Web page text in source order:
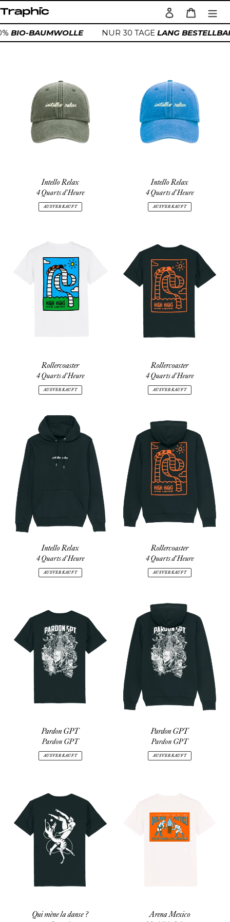
zum
Inhalt
Suchen
Einloggen Warenkorb
BIO-BAUMWOLLE NUR 30 TAGELANG
Intello Relax
4 Quarts d'Heure
AUSVERKAUFT
Intello Relax
4 Quarts d'Heure
AUSVERKAUFT
Rollercoaster
4 Quarts d'Heure
AUSVERKAUFT
Rollercoaster
4 Quarts d'Heure
AUSVERKAUFT
Intello
Relax
Intello Relax
4 Quarts d'Heure
AUSVERKAUFT
Rollercoaster
4 Quarts d'Heure
AUSVERKAUFT
GPT
Pardon GPT
Pardon GPT
AUSVERKAUFT
Pardon GPT
Pardon GPT
AUSVERKAUFT
mène
danse
?
Qui mène la danse ?
Mexico
Arena Mexico